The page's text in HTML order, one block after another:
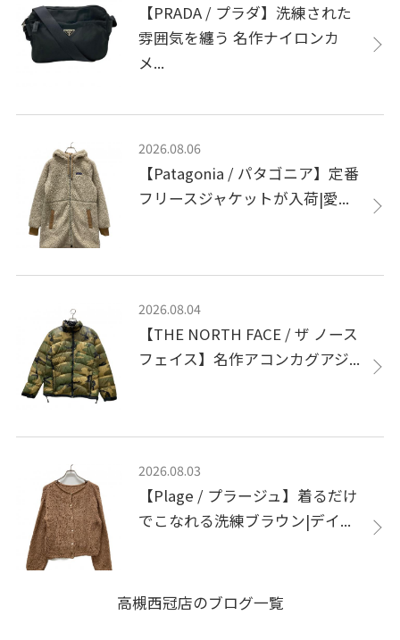
【PRADA / プラダ】洗練された
雰囲気を纏う 名作ナイロンカ
メ...
2026.08.06
【Patagonia / パタゴニア】定番
フリースジャケットが入荷|愛...
2026.08.04
【THE NORTH FACE / ザ ノース
フェイス】名作アコンカグアジ...
2026.08.03
【Plage / プラージュ】着るだけ
でこなれる洗練ブラウン|デイ...
高槻西冠店のブログ一覧